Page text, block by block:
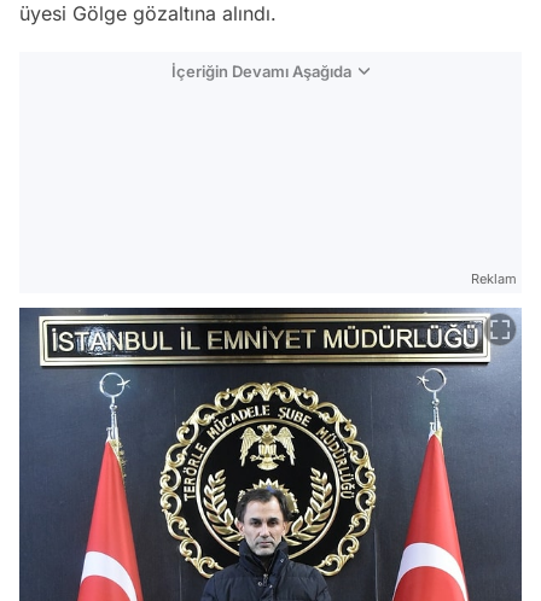
üyesi Gölge gözaltına alındı.
İçeriğin Devamı Aşağıda
Reklam